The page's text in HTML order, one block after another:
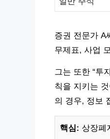
증권 전문가 A
무제표, 사업
그는 또한 “투
칙을 지키는
의 경우, 정보
핵심: 상장폐